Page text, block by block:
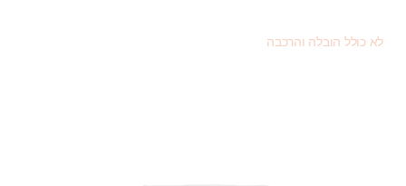
לא כולל הובלה והרכבה